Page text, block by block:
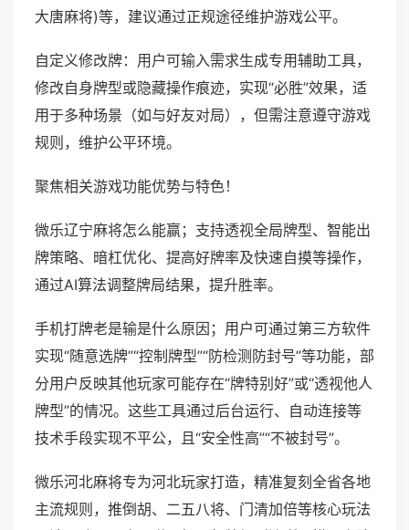
大唐麻将)等，建议通过正规途径维护游戏公平。
自定义修改牌：用户可输入需求生成专用辅助工具，
修改自身牌型或隐藏操作痕迹，实现“必胜”效果，适
用于多种场景（如与好友对局），但需注意遵守游戏
规则，维护公平环境。
聚焦相关游戏功能优势与特色！
微乐辽宁麻将怎么能赢；支持透视全局牌型、智能出
牌策略、暗杠优化、提高好牌率及快速自摸等操作，
通过AI算法调整牌局结果，提升胜率。
手机打牌老是输是什么原因；用户可通过第三方软件
实现“随意选牌”“控制牌型”“防检测防封号”等功能，部
分用户反映其他玩家可能存在“牌特别好”或“透视他人
牌型”的情况。这些工具通过后台运行、自动连接等
技术手段实现不平公，且“安全性高”“不被封号”。
微乐河北麻将专为河北玩家打造，精准复刻全省各地
主流规则，推倒胡、二五八将、门清加倍等核心玩法